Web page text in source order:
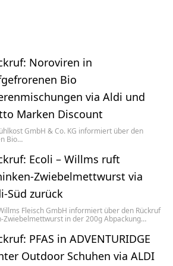
Noroviren in
Bio
via Aldi und
Marken Discount
GmbH & Co. KG informiert über den
Bio…
Ecoli – Willms ruft
Zwiebelmettwurst via
Süd zurück
Fleisch GmbH informiert über den Rückruf
Zwiebelmettwurst in der 200g Abpackung…
PFAS in ADVENTURIDGE
Outdoor Schuhen via ALDI